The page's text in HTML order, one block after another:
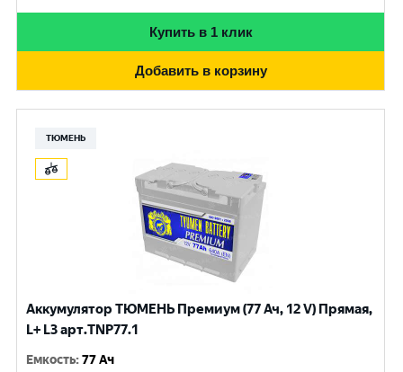
Купить в 1 клик
Добавить в корзину
ТЮМЕНЬ
Аккумулятор ТЮМЕНЬ Премиум (77 Ач, 12 V) Прямая,
L+ L3 арт.TNP77.1
Емкость:77 Ач